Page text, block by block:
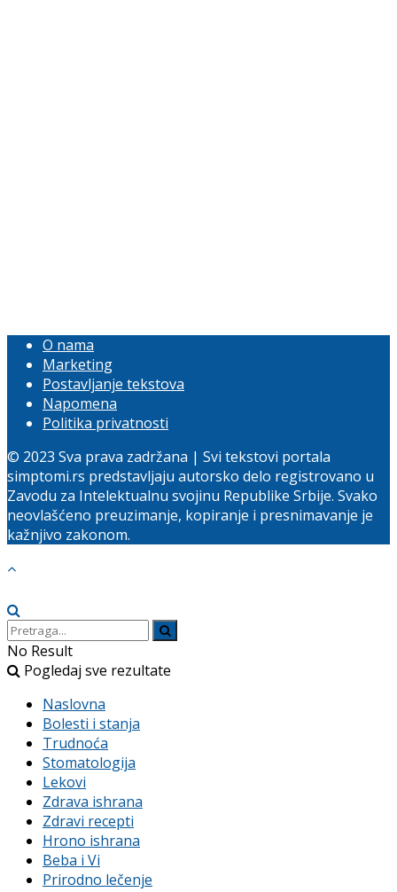
O nama
Marketing
Postavljanje tekstova
Napomena
Politika privatnosti
© 2023 Sva prava zadržana | Svi tekstovi portala
simptomi.rs predstavljaju autorsko delo registrovano u
Zavodu za Intelektualnu svojinu Republike Srbije. Svako
neovlašćeno preuzimanje, kopiranje i presnimavanje je
kažnjivo zakonom.
No Result
Pogledaj sve rezultate
Naslovna
Bolesti i stanja
Trudnoća
Stomatologija
Lekovi
Zdrava ishrana
Zdravi recepti
Hrono ishrana
Beba i Vi
Prirodno lečenje